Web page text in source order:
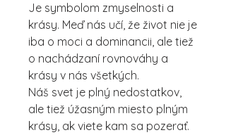
Je symbolom zmyselnosti a
krásy. Meď nás učí, že život nie je
iba o moci a dominancii, ale tiež
o nachádzaní rovnováhy a
krásy v nás všetkých.
Náš svet je plný nedostatkov,
ale tiež úžasným miesto plným
krásy, ak viete kam sa pozerať.